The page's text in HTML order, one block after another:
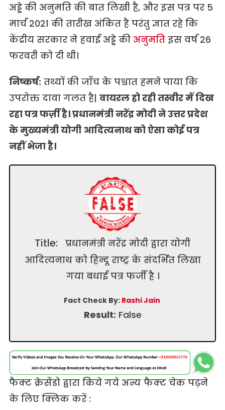
अड्डे की अनुमति की बात लिखी है, और इस पत्र पर 5
मार्च 2021 की तारीख अंकित है परंतु ज्ञात रहे कि
केंद्रीय सरकार ने हवाई अड्डे की अनुमतिइस वर्ष 26
फरवरी को दी थी।
निष्कर्ष: तथ्यों की जाँच के पश्चात हमने पाया कि
उपरोक्त दावा गलत है| वायरल हो रही तस्वीर में दिख
रहा पत्र फर्ज़ी है। प्रधानमंत्री नरेंद्र मोदी ने उत्तर प्रदेश
के मुख्यमंत्री योगी आदित्यनाथ को ऐसा कोई पत्र
नहीं भेजा है।
Title: प्रधानमंत्री नरेंद्र मोदी द्वारा योगी
आदित्यनाथ को हिन्दू राष्ट्र के संदर्भित लिखा
गया बधाई पत्र फर्जी है ।
Fact Check By: Rashi Jain
Result: False
फैक्ट क्रेसेंडो द्वारा किये गये अन्य फैक्ट चेक पढ़ने
के लिए क्लिक करें :